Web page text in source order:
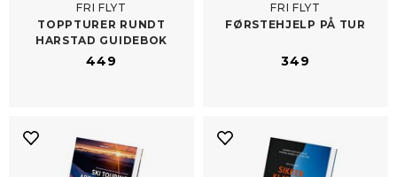
FRI FLYT
TOPPTURER RUNDT
HARSTAD GUIDEBOK
449
FRI FLYT
FØRSTEHJELP PÅ TUR
349